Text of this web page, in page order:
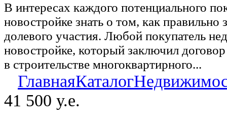
В интересах каждого потенциального
новостройке знать о том, как правильно
долевого участия. Любой покупатель
новостройке, который заключил
в строительстве многоквартирного...
ГлавнаяКаталог
41 500 у.е.